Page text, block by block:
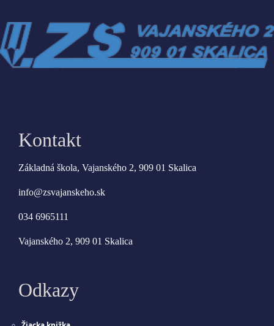
Kontakt
Základná škola, Vajanského 2, 909 01 Skalica
info@zsvajanskeho.sk
034 6965111
Vajanského 2, 909 01 Skalica
Odkazy